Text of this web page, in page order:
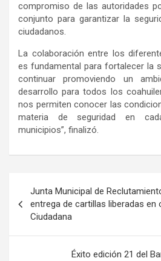
compromiso de las autoridades
conjunto para garantizar la
ciudadanos.
La colaboración entre los
es fundamental para fortalecer la
continuar promoviendo un
desarrollo para todos los
nos permiten conocer las
materia de seguridad en
municipios”, finalizó.
de
entradas
Junta Municipal de
entrega de cartillas liberadas en
Ciudadana
Éxito edición 21 del